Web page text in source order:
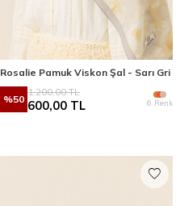
Rosalie Pamuk Viskon Şal - Sarı Gri
%50
1.200,00TL
600,00 TL 6 Renk